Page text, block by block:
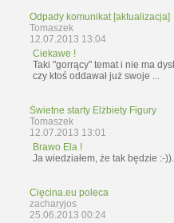
Odpady komunikat [aktualizacja]
Tomaszek
12.07.2013 13:04
Ciekawe !
Taki "gorrący" temat i nie ma
czy ktoś oddawał już swoje ...
Świetne starty Elżbiety Figury
Tomaszek
12.07.2013 13:01
Brawo Ela !
Ja wiedziałem, że tak będzie :-
Cięcina.eu poleca
zacharyjos
25.06.2013 00:24